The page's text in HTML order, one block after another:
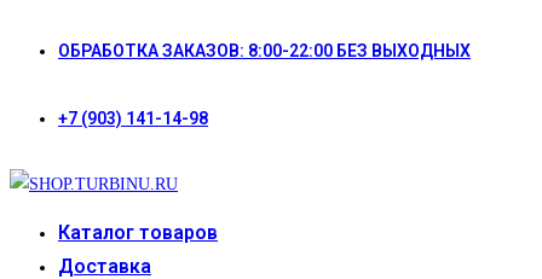
ОБРАБОТКА ЗАКАЗОВ: 8:00-22:00 БЕЗ ВЫХОДНЫХ
+7 (903) 141-14-98
Каталог товаров
Доставка